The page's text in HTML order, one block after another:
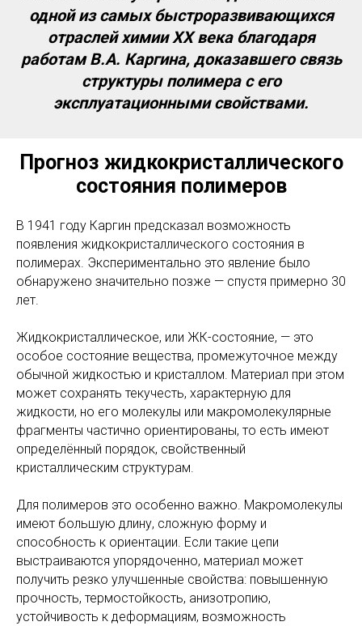
одной из самых быстроразвивающихся
отраслей химии XX века благодаря
работам В.А. Каргина, доказавшего связь
структуры полимера с его
эксплуатационными свойствами.
Прогноз жидкокристаллического
состояния полимеров
В 1941 году Каргин предсказал возможность
появления жидкокристаллического состояния в
полимерах. Экспериментально это явление было
обнаружено значительно позже — спустя примерно 30
лет.
Жидкокристаллическое, или ЖК-состояние, — это
особое состояние вещества, промежуточное между
обычной жидкостью и кристаллом. Материал при этом
может сохранять текучесть, характерную для
жидкости, но его молекулы или макромолекулярные
фрагменты частично ориентированы, то есть имеют
определённый порядок, свойственный
кристаллическим структурам.
Для полимеров это особенно важно. Макромолекулы
имеют большую длину, сложную форму и
способность к ориентации. Если такие цепи
выстраиваются упорядоченно, материал может
получить резко улучшенные свойства: повышенную
прочность, термостойкость, анизотропию,
устойчивость к деформациям, возможность